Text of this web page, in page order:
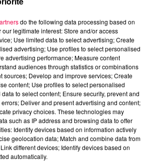
do the following data processing based on
legitimate interest: Store and/or access
Use limited data to select advertising; Create
advertising; Use profiles to select personalised
advertising performance; Measure content
audiences through statistics or combinations
sources; Develop and improve services; Create
content; Use profiles to select personalised
to select content; Ensure security, prevent and
Deliver and present advertising and content;
privacy choices. These technologies may
such as IP address and browsing data to offer
Identify devices based on information actively
geolocation data; Match and combine data from
different devices; Identify devices based on
automatically.